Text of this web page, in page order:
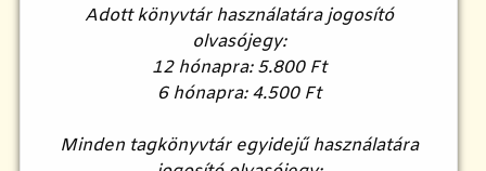
Adott könyvtár használatára jogosító
olvasójegy:
12 hónapra: 5.800 Ft
6 hónapra: 4.500 Ft
Minden tagkönyvtár egyidejű használatára